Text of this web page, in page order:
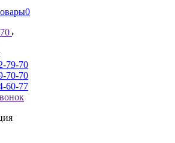
0
79-70
70-70
60-77